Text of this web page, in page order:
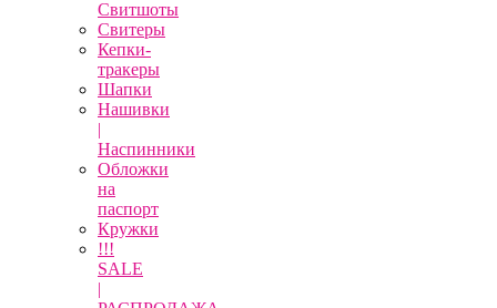
Свитшоты
Свитеры
Кепки-
тракеры
Шапки
Нашивки
|
Наспинники
Обложки
на
паспорт
Кружки
!!!
SALE
|